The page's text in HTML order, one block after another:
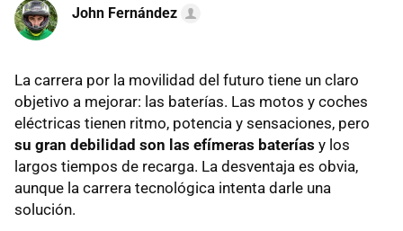
John Fernández
La carrera por la movilidad del futuro tiene un claro
objetivo a mejorar: las baterías. Las motos y coches
eléctricas tienen ritmo, potencia y sensaciones, pero
su gran debilidad son las efímeras baterías y los
largos tiempos de recarga. La desventaja es obvia,
aunque la carrera tecnológica intenta darle una
solución.